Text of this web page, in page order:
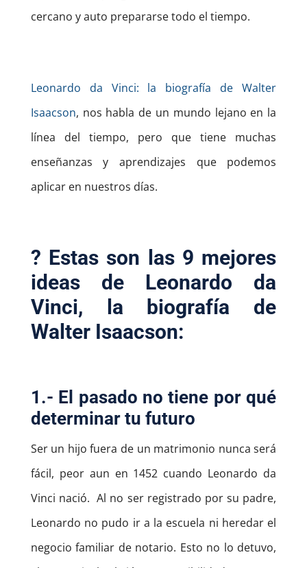
cercano y auto prepararse todo el tiempo.
Leonardo da Vinci: la biografía de Walter
Isaacson, nos habla de un mundo lejano en la
línea del tiempo, pero que tiene muchas
enseñanzas y aprendizajes que podemos
aplicar en nuestros días.
? Estas son las 9 mejores
ideas de Leonardo da
Vinci, la biografía de
Walter Isaacson:
1.- El pasado no tiene por qué
determinar tu futuro
Ser un hijo fuera de un matrimonio nunca será
fácil, peor aun en 1452 cuando Leonardo da
Vinci nació. Al no ser registrado por su padre,
Leonardo no pudo ir a la escuela ni heredar el
negocio familiar de notario. Esto no lo detuvo,